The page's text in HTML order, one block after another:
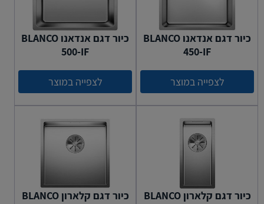
כיור דגם אנדאנו BLANCO
450-IF
לצפייה במוצר
כיור דגם אנדאנו BLANCO
500-IF
לצפייה במוצר
כיור דגם קלארון BLANCO
כיור דגם קלארון BLANCO